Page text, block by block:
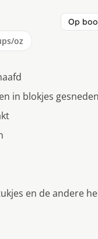
Op
oz
in blokjes gesneden
en de andere